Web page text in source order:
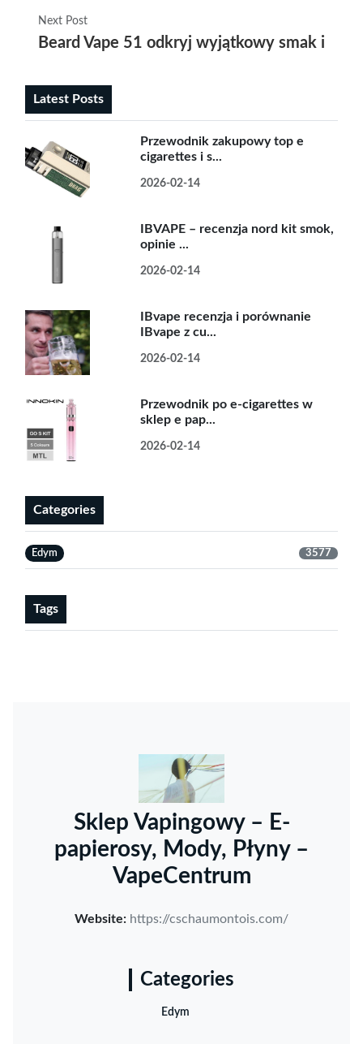
Next Post
Beard Vape 51 odkryj wyjątkowy smak i
Latest Posts
Przewodnik zakupowy top e
cigarettes i s...
2026-02-14
IBVAPE – recenzja nord kit smok,
opinie ...
2026-02-14
IBvape recenzja i porównanie
IBvape z cu...
2026-02-14
Przewodnik po e-cigarettes w
sklep e pap...
2026-02-14
Categories
Edym 3577
Tags
Sklep Vapingowy – E-
papierosy, Mody, Płyny –
VapeCentrum
Website: https://cschaumontois.com/
Categories
Edym